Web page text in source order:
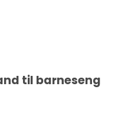
til barneseng